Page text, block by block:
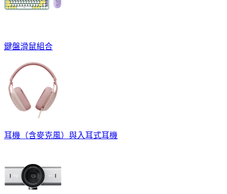
鍵盤滑鼠組合
耳機（含麥克風）與入耳式耳機